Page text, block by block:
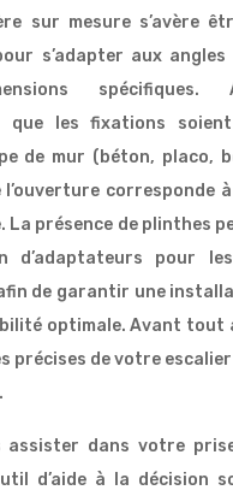
sur mesure s’avère
s’adapter aux angles
spécifiques.
que les fixations
de mur (béton, placo,
l’ouverture corresponde
La présence de plinthes
d’adaptateurs pour
de garantir une
optimale. Avant tout
précises de votre escalier
assister dans votre
d’aide à la décision